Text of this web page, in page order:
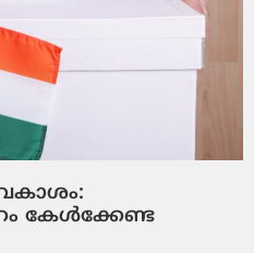
കേൾക്കേണ്ട